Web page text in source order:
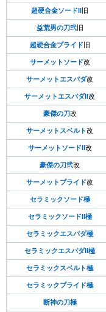
超硬合金ソードII 旧
益荒男の刀弐旧
超硬合金プライド 旧
サーメットソード改
サーメットエスパダ改
サーメットエスパダII 改
豪傑の刀改
サーメットスベルト改
サーメットソードII 改
豪傑の刀弐改
サーメットプライド改
セラミックソード極
セラミックソードII極
セラミックエスパダ極
セラミックエスパダII極
セラミックスベルト極
セラミックプライド極
断神の刀極